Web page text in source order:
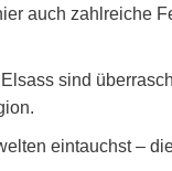
auch zahlreiche
sind
eintauchst –